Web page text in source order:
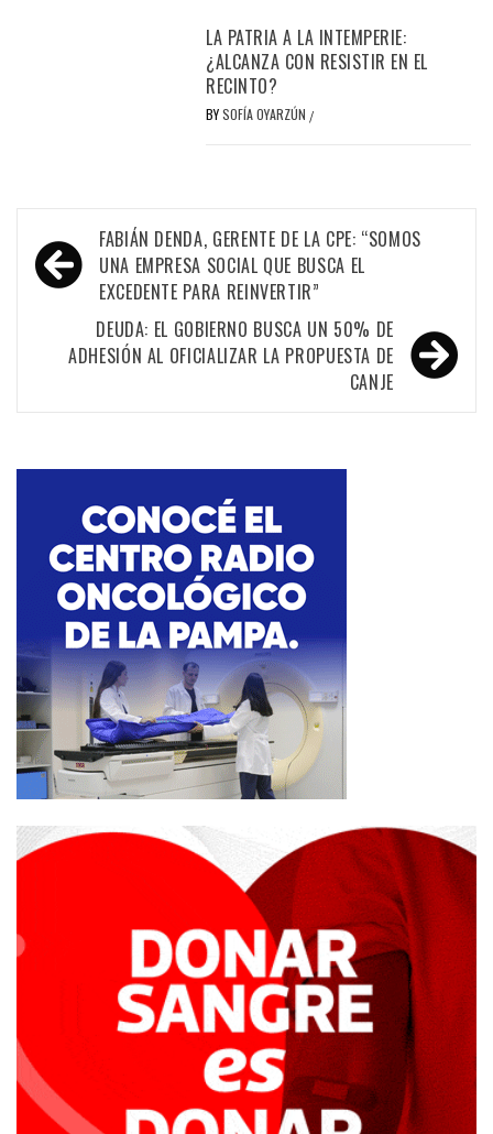
LA PATRIA A LA INTEMPERIE:
¿ALCANZA CON RESISTIR EN EL
RECINTO?
BYSOFÍA OYARZÚN /
Navegación
de
entradas
FABIÁN DENDA, GERENTE DE LA CPE: “SOMOS
UNA EMPRESA SOCIAL QUE BUSCA EL
EXCEDENTE PARA REINVERTIR”
DEUDA: EL GOBIERNO BUSCA UN 50% DE
ADHESIÓN AL OFICIALIZAR LA PROPUESTA DE
CANJE